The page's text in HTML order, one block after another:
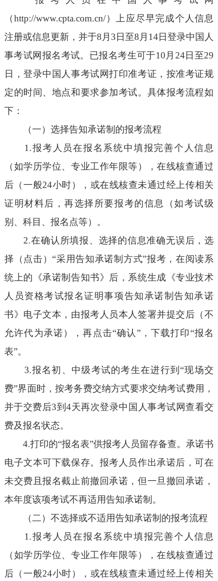
（http://www.cpta.com.cn/）上应尽早完成个人信息
注册或信息更新，并于8月3日至8月14日登录中国人
事考试网报名考试。已报名考生可于10月24日至29
日，登录中国人事考试网打印准考证，按准考证规
定的时间、地点和要求参加考试。具体报考流程如
下：
（一）选择告知承诺制的报考流程
1.报考人员在报名系统中填报完善个人信息
（如学历学位、专业工作年限等），在线核查通过
后（一般24小时），或在线核查未通过经上传相关
证明材料后，再选择所要报考的信息（如考试级
别、科目、报名点等）。
2.在确认所填报、选择的信息准确无误后，选
择（点击）“采用告知承诺制方式”报考，在阅读系
统上的《承诺制告知书》后，系统生成《专业技术
人员资格考试报名证明事项告知承诺制告知承诺
书》电子文本，由报考人员本人签署并提交后（不
允许代为承诺），再点击“确认”，下载打印“报名
表”。
3.报名初、中级考试的考生在进行到“现场交
费”界面时，按考务费交纳方式要求交纳考试费用，
并于交费后3到4天再次登录中国人事考试网查看交
费及报名状态。
4.打印的“报名表”供报考人员留存备查。承诺书
电子文本可下载保存。报考人员作出承诺后，可在
未交费且报名截止前撤回承诺，但一旦撤回承诺，
本年度该项考试不再适用告知承诺制。
（二）不选择或不适用告知承诺制的报考流程
1.报考人员在报名系统中填报完善个人信息
（如学历学位、专业工作年限等），在线核查通过
后（一般24小时），或在线核查未通过经上传相关